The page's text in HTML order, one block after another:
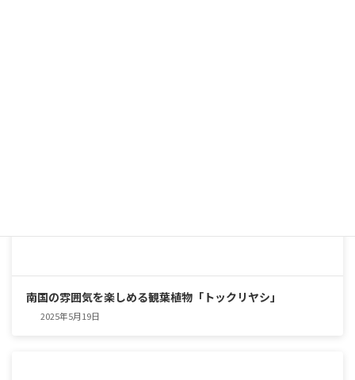
南国の雰囲気を楽しめる観葉植物「トックリヤシ」
2025年5月19日